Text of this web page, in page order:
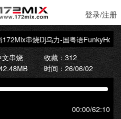
登录/注册
串烧Dj乌力-国粤语
文串烧
收藏：312
时间：26/06/02
00:00/62:10